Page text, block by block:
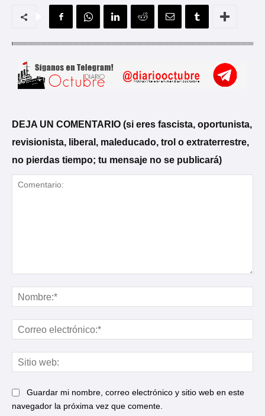
DEJA UN COMENTARIO (si eres fascista, oportunista,
revisionista, liberal, maleducado, trol o extraterrestre,
no pierdas tiempo; tu mensaje no se publicará)
Guardar mi nombre, correo electrónico y sitio web en este
navegador la próxima vez que comente.